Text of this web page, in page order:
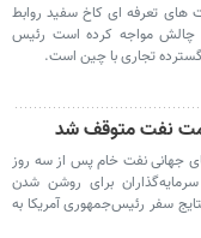
تعرفه ای کاخ سفید روابط
چالش مواجه کرده است رئیس
گسترده تجاری با چین است.
نفت متوقف شد
جهانی نفت خام پس از سه روز
سرمایه‌گذاران برای روشن شدن
سفر رئیس‌جمهوری آمریکا به